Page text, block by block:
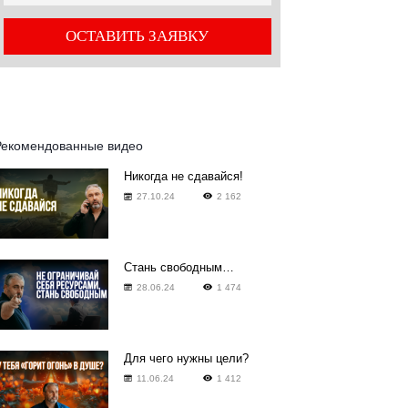
видео
Никогда не сдавайся!
27.10.24 2 162
Стань свободным…
28.06.24 1 474
Для чего нужны цели?
11.06.24 1 412